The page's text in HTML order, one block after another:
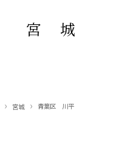
宮 城
宮城 青葉区 川平